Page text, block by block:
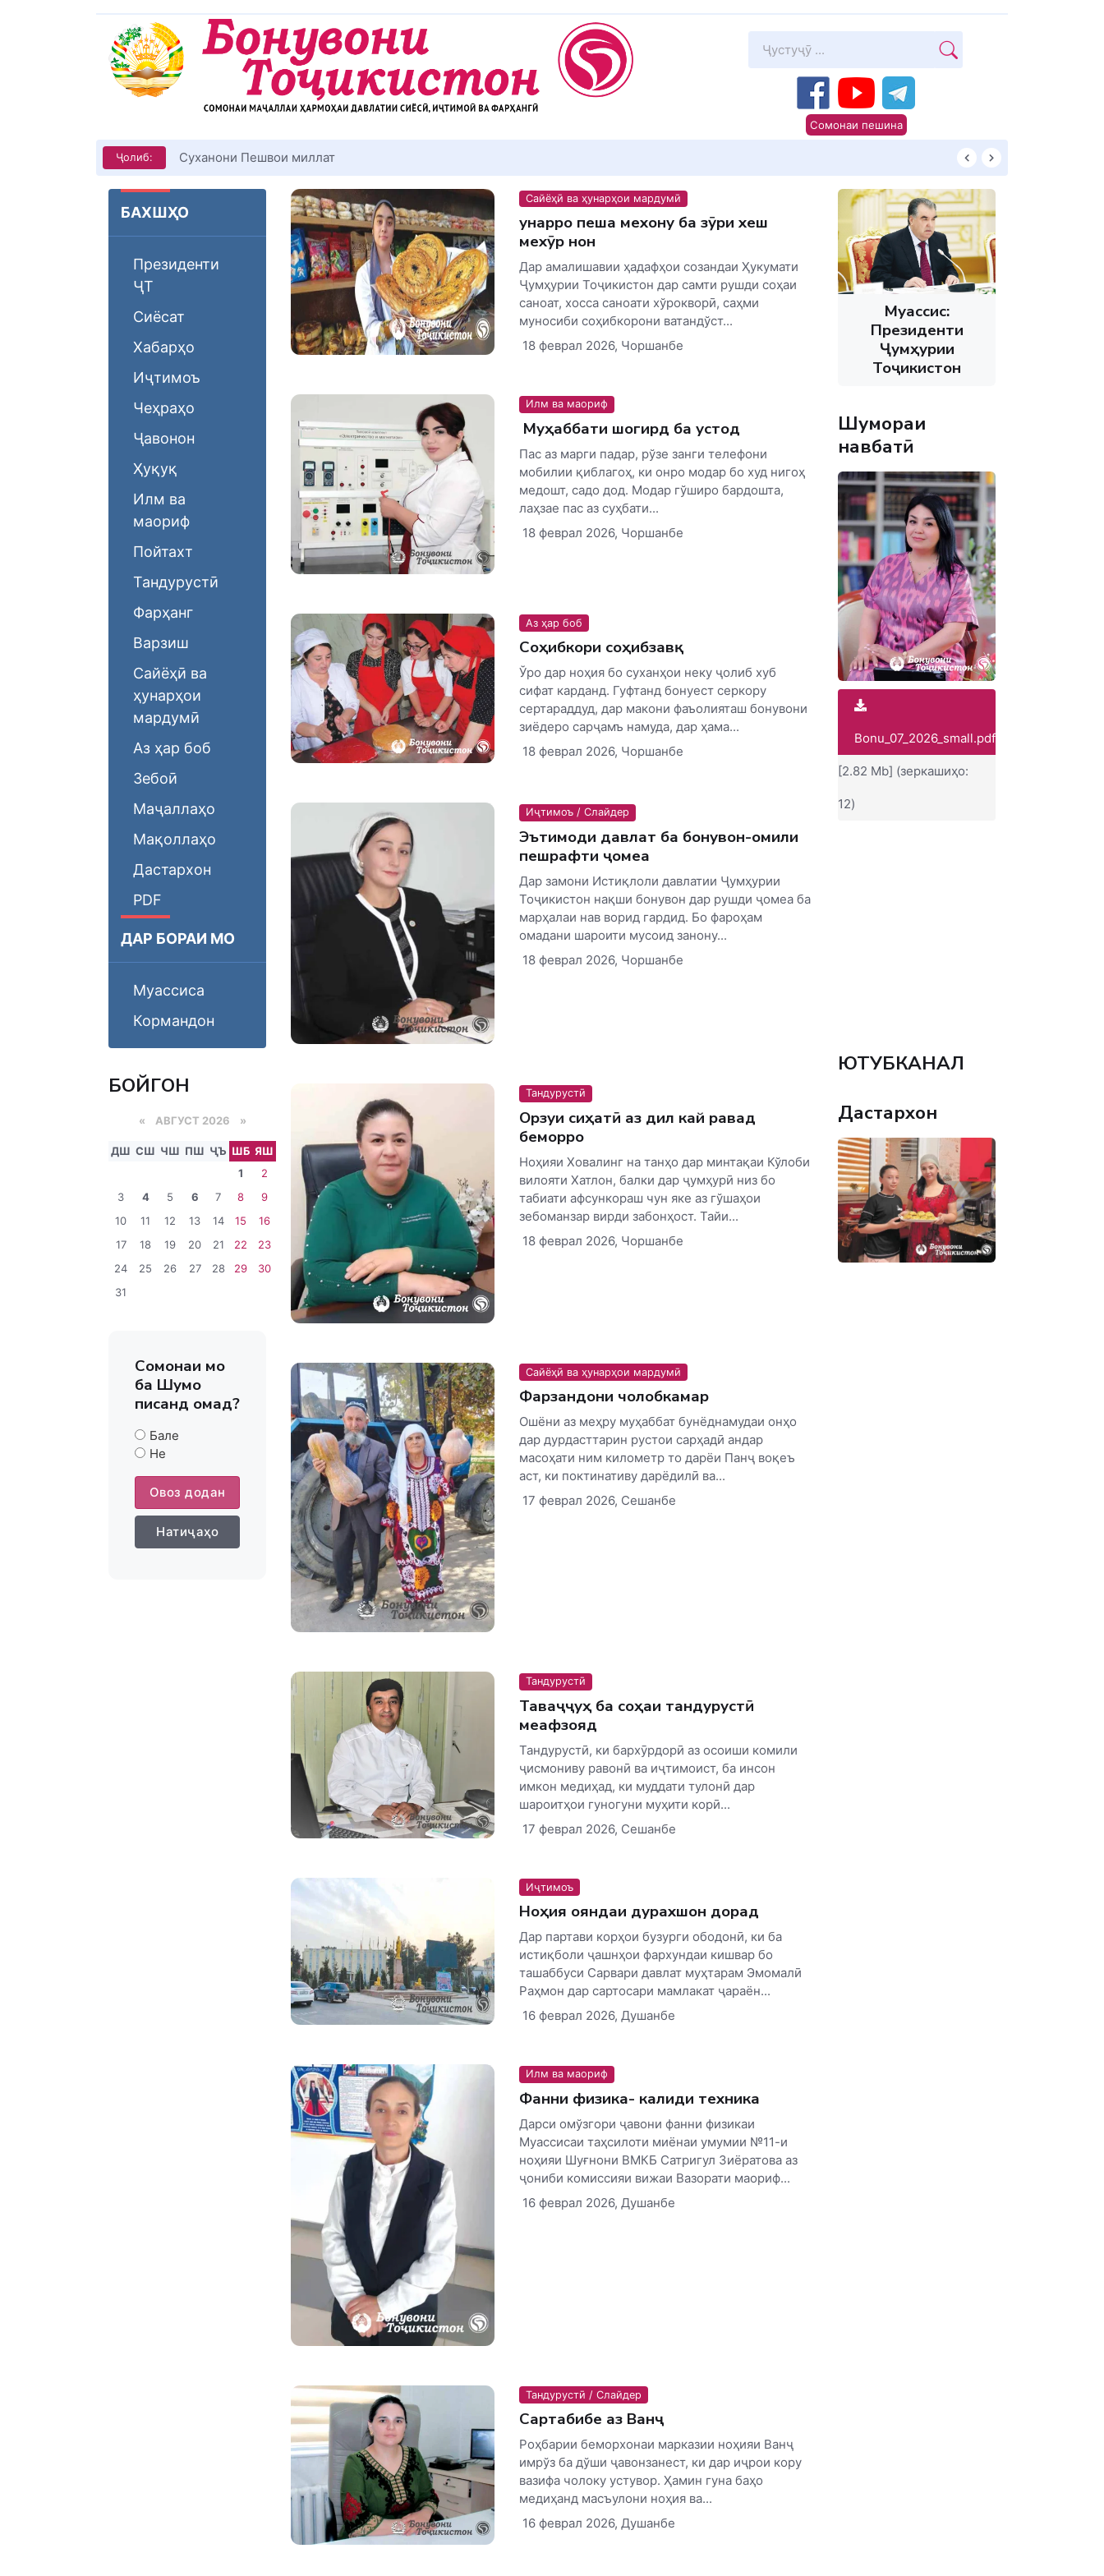
Сомонаи пешина
Ҷолиб: Суханони Пешвои миллат
БАХШҲО
Президенти
ҶТ
Сиёсат
Хабарҳо
Иҷтимоъ
Чеҳраҳо
Ҷавонон
Ҳуқуқ
Илм ва
маориф
Пойтахт
Тандурустӣ
Фарҳанг
Варзиш
Сайёҳӣ ва
ҳунарҳои
мардумӣ
Аз ҳар боб
Зебоӣ
Маҷаллаҳо
Мақоллаҳо
Дастархон
PDF
ДАР БОРАИ МО
Муассиса
Кормандон
БОЙГОНӢ
« АВГУСТ 2026 »
ДШ СШ ЧШ ПШ ҶЪ ШБ ЯШ
1
2
3
4 5 6 7 8
9
10
11 12 13 14 15
16
17
18 19 20 21 22
23
24
25 26 27 28 29
30
31
Сомонаи мо
ба Шумо
писанд омад?
Бале
Не
Овоз додан
Натиҷаҳо
Сайёҳӣ ва ҳунарҳои мардумӣ
Ҳунарро пеша мехону ба зӯри хеш
мехӯр нон
Дар амалишавии ҳадафҳои созандаи Ҳукумати
Ҷумҳурии Тоҷикистон дар самти рушди соҳаи
саноат, хосса саноати хўрокворӣ, саҳми
муносиби соҳибкорони ватандўст...
18 феврал 2026, Чоршанбе
Илм ва маориф
Муҳаббати шогирд ба устод
Пас аз марги падар, рўзе занги телефони
мобилии қиблагоҳ, ки онро модар бо худ нигоҳ
медошт, садо дод. Модар гўширо бардошта,
лаҳзае пас аз суҳбати...
18 феврал 2026, Чоршанбе
Аз ҳар боб
Соҳибкори соҳибзавқ
Ўро дар ноҳия бо суханҳои неку ҷолиб хуб
сифат карданд. Гуфтанд бонуест серкору
сертараддуд, дар макони фаъолияташ бонувони
зиёдеро сарҷамъ намуда, дар ҳама...
18 феврал 2026, Чоршанбе
Иҷтимоъ / Слайдер
Эътимоди давлат ба бонувон-омили
пешрафти ҷомеа
Дар замони Истиқлоли давлатии Ҷумҳурии
Тоҷикистон нақши бонувон дар рушди ҷомеа ба
марҳалаи нав ворид гардид. Бо фароҳам
омадани шароити мусоид занону...
18 феврал 2026, Чоршанбе
Тандурустӣ
Орзуи сиҳатӣ аз дил кай равад
беморро
Ноҳияи Ховалинг на танҳо дар минтақаи Кўлоби
вилояти Хатлон, балки дар ҷумҳурӣ низ бо
табиати афсункораш чун яке аз гўшаҳои
зебоманзар вирди забонҳост. Тайи...
18 феврал 2026, Чоршанбе
Сайёҳӣ ва ҳунарҳои мардумӣ
Фарзандони чолобкамар
Ошёни аз меҳру муҳаббат бунёднамудаи онҳо
дар дурдасттарин рустои сарҳадӣ андар
масоҳати ним километр то дарёи Панҷ воқеъ
аст, ки поктинативу дарёдилӣ ва...
17 феврал 2026, Сешанбе
Тандурустӣ
Таваҷҷуҳ ба соҳаи тандурустӣ
меафзояд
Тандурустӣ, ки бархӯрдорӣ аз осоиши комили
ҷисмониву равонӣ ва иҷтимоист, ба инсон
имкон медиҳад, ки муддати тулонӣ дар
шароитҳои гуногуни муҳити корӣ...
17 феврал 2026, Сешанбе
Иҷтимоъ
Ноҳия ояндаи дурахшон дорад
Дар партави корҳои бузурги ободонӣ, ки ба
истиқболи ҷашнҳои фархундаи кишвар бо
ташаббуси Сарвари давлат муҳтарам Эмомалӣ
Раҳмон дар сартосари мамлакат ҷараён...
16 феврал 2026, Душанбе
Илм ва маориф
Фанни физика- калиди техника
Дарси омўзгори ҷавони фанни физикаи
Муассисаи таҳсилоти миёнаи умумии №11-и
ноҳияи Шуғнони ВМКБ Сатригул Зиёратова аз
ҷониби комиссияи вижаи Вазорати маориф...
16 феврал 2026, Душанбе
Тандурустӣ / Слайдер
Сартабибе аз Ванҷ
Роҳбарии беморхонаи марказии ноҳияи Ванҷ
имрўз ба дўши ҷавонзанест, ки дар иҷрои кору
вазифа чолоку устувор. Ҳамин гуна баҳо
медиҳанд масъулони ноҳия ва...
16 феврал 2026, Душанбе
Муассис:
Президенти
Ҷумҳурии
Тоҷикистон
Шумораи
навбатӣ
Bonu_07_2026_small.pdf
[2.82 Mb] (зеркашиҳо:
12)
ЮТУБКАНАЛ
Дастархон